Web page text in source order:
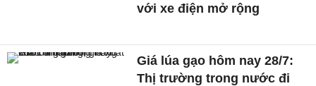
với xe điện mở rộng
Giá lúa gạo hôm nay 28/7:
Thị trường trong nước đi